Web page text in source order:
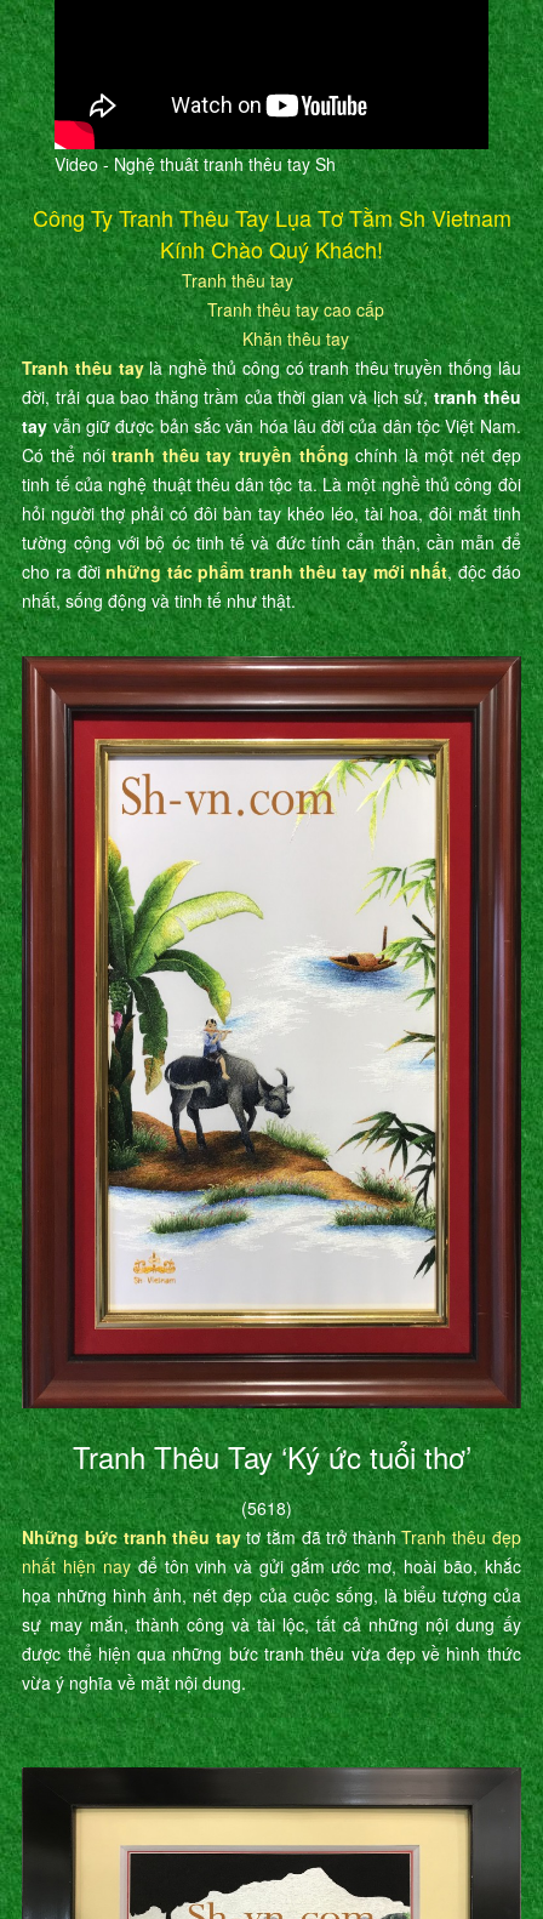
Video - Nghệ thuât tranh thêu tay Sh
Công Ty Tranh Thêu Tay Lụa Tơ Tằm Sh Vietnam
Kính Chào Quý Khách!
Tranh thêu tay
Tranh thêu tay cao cấp
Khăn thêu tay
Tranh thêu taylà nghề thủ công có tranh thêu truyền thống lâu
đời, trải qua bao thăng trầm của thời gian và lịch sử,tranh thêu
tayvẫn giữ được bản sắc văn hóa lâu đời của dân tộc Việt Nam.
Có thể nóitranh thêu tay truyền thốngchính là một nét đẹp
tinh tế của nghệ thuật thêu dân tộc ta. Là một nghề thủ công đòi
hỏi người thợ phải có đôi bàn tay khéo léo, tài hoa, đôi mắt tinh
tường cộng với bộ óc tinh tế và đức tính cẩn thận, cần mẫn để
cho ra đờinhững tác phẩm tranh thêu tay mới nhất, độc đáo
nhất, sống động và tinh tế như thật.
Tranh Thêu Tay ‘Ký ức tuổi thơ’
(5618)
Những bức tranh thêu taytơ tằm đã trở thànhTranh thêu đẹp
nhất hiện nayđể tôn vinh và gửi gắm ước mơ, hoài bão, khắc
họa những hình ảnh, nét đẹp của cuộc sống, là biểu tượng của
sự may mắn, thành công và tài lộc, tất cả những nội dung ấy
được thể hiện qua những bức tranh thêu vừa đẹp về hình thức
vừa ý nghĩa về mặt nội dung.